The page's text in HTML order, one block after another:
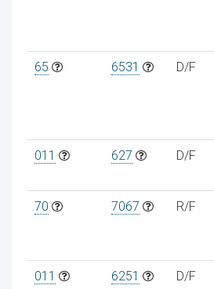
65 6531 D/F
011 627 D/F
70 7067 R/F
011 6251 D/F